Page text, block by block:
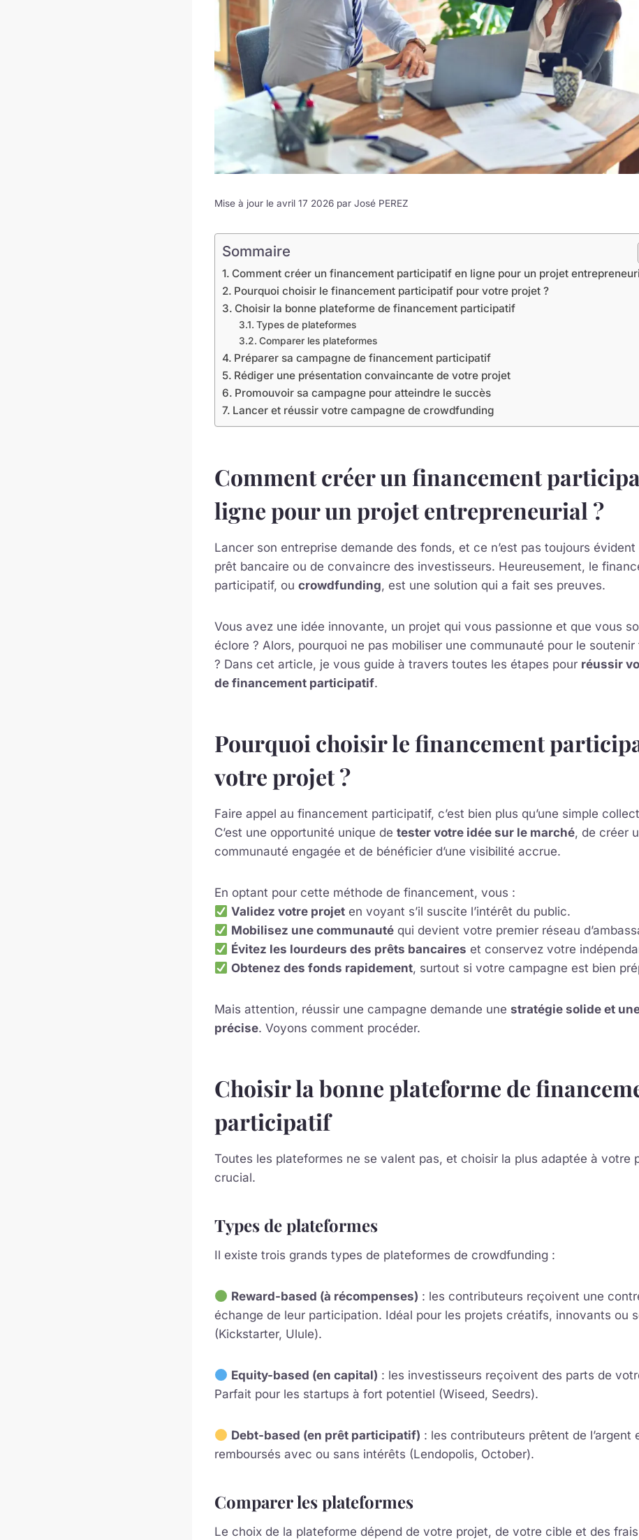
Mise à jour le avril 17 2026 par José PEREZ
Sommaire
Comment créer un financement participatif en ligne pour un projet
Pourquoi choisir le financement participatif pour votre projet ?
Choisir la bonne plateforme de financement participatif
Types de plateformes
Comparer les plateformes
Préparer sa campagne de financement participatif
Rédiger une présentation convaincante de votre projet
Promouvoir sa campagne pour atteindre le succès
Lancer et réussir votre campagne de crowdfunding
Comment créer un financement
ligne pour un projet entrepreneurial ?
Lancer son entreprise demande des fonds, et ce n’est pas toujours évident
prêt bancaire ou de convaincre des investisseurs. Heureusement, le
participatif, ou crowdfunding, est une solution qui a fait ses preuves.
Vous avez une idée innovante, un projet qui vous passionne et que vous
éclore ? Alors, pourquoi ne pas mobiliser une communauté pour le
? Dans cet article, je vous guide à travers toutes les étapes pour réussir
de financement participatif.
Pourquoi choisir le financement
votre projet ?
Faire appel au financement participatif, c’est bien plus qu’une simple
C’est une opportunité unique de tester votre idée sur le marché, de créer
communauté engagée et de bénéficier d’une visibilité accrue.
En optant pour cette méthode de financement, vous :
Validez votre projet en voyant s’il suscite l’intérêt du public.
Mobilisez une communauté qui devient votre premier réseau
Évitez les lourdeurs des prêts bancaires et conservez votre
Obtenez des fonds rapidement, surtout si votre campagne est bien
Mais attention, réussir une campagne demande une stratégie solide et
précise. Voyons comment procéder.
Choisir la bonne plateforme de
participatif
Toutes les plateformes ne se valent pas, et choisir la plus adaptée à votre
crucial.
Types de plateformes
Il existe trois grands types de plateformes de crowdfunding :
Reward-based (à récompenses) : les contributeurs reçoivent une
échange de leur participation. Idéal pour les projets créatifs, innovants ou
(Kickstarter, Ulule).
Equity-based (en capital) : les investisseurs reçoivent des parts de
Parfait pour les startups à fort potentiel (Wiseed, Seedrs).
Debt-based (en prêt participatif) : les contributeurs prêtent de l’argent
remboursés avec ou sans intérêts (Lendopolis, October).
Comparer les plateformes
Le choix de la plateforme dépend de votre projet, de votre cible et des